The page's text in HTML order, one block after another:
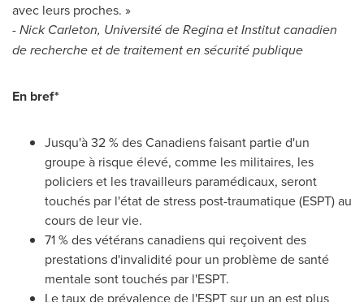
avec leurs proches. »
-Nick Carleton, Université de Regina et Institut canadien
de recherche et de traitement en sécurité publique
En bref*
Jusqu'à 32 % des Canadiens faisant partie d'un
groupe à risque élevé, comme les militaires, les
policiers et les travailleurs paramédicaux, seront
touchés par l'état de stress post-traumatique (ESPT) au
cours de leur vie.
71 % des vétérans canadiens qui reçoivent des
prestations d'invalidité pour un problème de santé
mentale sont touchés par l'ESPT.
Le taux de prévalence de l'ESPT sur un an est plus